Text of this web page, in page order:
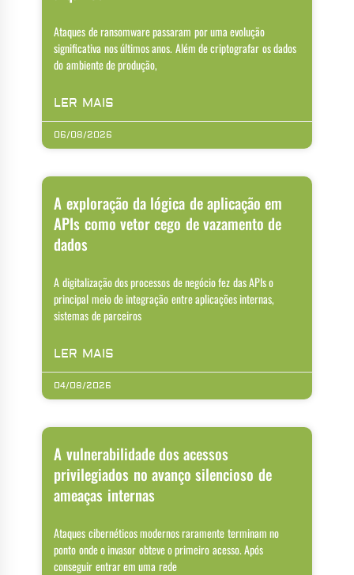
Ataques de ransomware passaram por uma evolução
significativa nos últimos anos. Além de criptografar os dados
do ambiente de produção,
LER MAIS
06/08/2026
A exploração da lógica de aplicação em
APIs como vetor cego de vazamento de
dados
A digitalização dos processos de negócio fez das APIs o
principal meio de integração entre aplicações internas,
sistemas de parceiros
LER MAIS
04/08/2026
A vulnerabilidade dos acessos
privilegiados no avanço silencioso de
ameaças internas
Ataques cibernéticos modernos raramente terminam no
ponto onde o invasor obteve o primeiro acesso. Após
conseguir entrar em uma rede